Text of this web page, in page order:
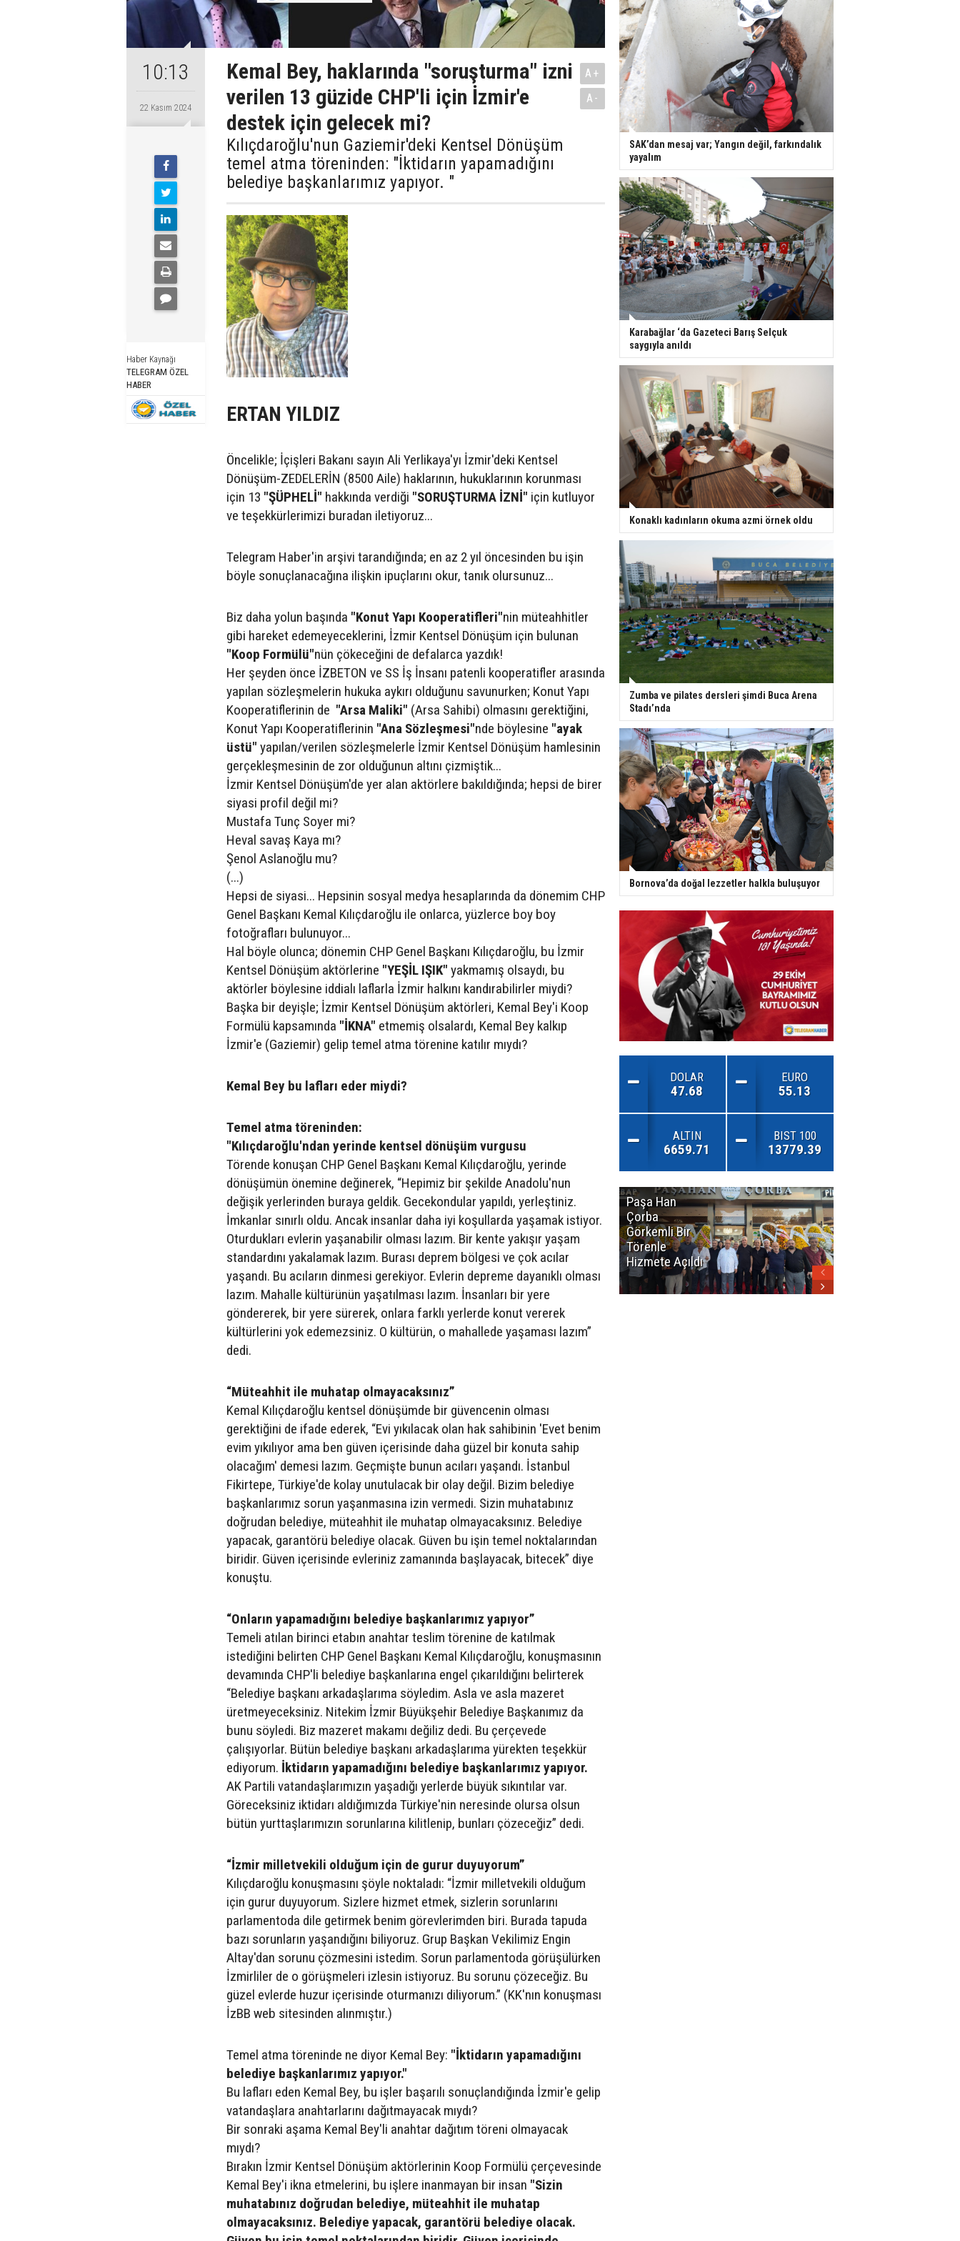
10:13
22 Kasım 2024
Haber Kaynağı
TELEGRAM ÖZEL
HABER
Kemal Bey, haklarında "soruşturma" izni
verilen 13 güzide CHP'li için İzmir'e
destek için gelecek mi?
Kılıçdaroğlu'nun Gaziemir'deki Kentsel Dönüşüm
temel atma töreninden: "İktidarın yapamadığını
belediye başkanlarımız yapıyor. "
A+
A-
ERTAN YILDIZ
Öncelikle; İçişleri Bakanı sayın Ali Yerlikaya'yı İzmir'deki Kentsel
Dönüşüm-ZEDELERİN (8500 Aile) haklarının, hukuklarının korunması
için 13 "ŞÜPHELİ" hakkında verdiği "SORUŞTURMA İZNİ" için kutluyor
ve teşekkürlerimizi buradan iletiyoruz...
Telegram Haber'in arşivi tarandığında; en az 2 yıl öncesinden bu işin
böyle sonuçlanacağına ilişkin ipuçlarını okur, tanık olursunuz...
Biz daha yolun başında "Konut Yapı Kooperatifleri"nin müteahhitler
gibi hareket edemeyeceklerini, İzmir Kentsel Dönüşüm için bulunan
"Koop Formülü"nün çökeceğini de defalarca yazdık!
Her şeyden önce İZBETON ve SS İş İnsanı patenli kooperatifler arasında
yapılan sözleşmelerin hukuka aykırı olduğunu savunurken; Konut Yapı
Kooperatiflerinin de "Arsa Maliki" (Arsa Sahibi) olmasını gerektiğini,
Konut Yapı Kooperatiflerinin "Ana Sözleşmesi"nde böylesine "ayak
üstü" yapılan/verilen sözleşmelerle İzmir Kentsel Dönüşüm hamlesinin
gerçekleşmesinin de zor olduğunun altını çizmiştik...
İzmir Kentsel Dönüşüm'de yer alan aktörlere bakıldığında; hepsi de birer
siyasi profil değil mi?
Mustafa Tunç Soyer mi?
Heval savaş Kaya mı?
Şenol Aslanoğlu mu?
(...)
Hepsi de siyasi... Hepsinin sosyal medya hesaplarında da dönemim CHP
Genel Başkanı Kemal Kılıçdaroğlu ile onlarca, yüzlerce boy boy
fotoğrafları bulunuyor...
Hal böyle olunca; dönemin CHP Genel Başkanı Kılıçdaroğlu, bu İzmir
Kentsel Dönüşüm aktörlerine "YEŞİL IŞIK" yakmamış olsaydı, bu
aktörler böylesine iddialı laflarla İzmir halkını kandırabilirler miydi?
Başka bir deyişle; İzmir Kentsel Dönüşüm aktörleri, Kemal Bey'i Koop
Formülü kapsamında "İKNA" etmemiş olsalardı, Kemal Bey kalkıp
İzmir'e (Gaziemir) gelip temel atma törenine katılır mıydı?
Kemal Bey bu lafları eder miydi?
Temel atma töreninden:
"Kılıçdaroğlu'ndan yerinde kentsel dönüşüm vurgusu
Törende konuşan CHP Genel Başkanı Kemal Kılıçdaroğlu, yerinde
dönüşümün önemine değinerek, “Hepimiz bir şekilde Anadolu'nun
değişik yerlerinden buraya geldik. Gecekondular yapıldı, yerleştiniz.
İmkanlar sınırlı oldu. Ancak insanlar daha iyi koşullarda yaşamak istiyor.
Oturdukları evlerin yaşanabilir olması lazım. Bir kente yakışır yaşam
standardını yakalamak lazım. Burası deprem bölgesi ve çok acılar
yaşandı. Bu acıların dinmesi gerekiyor. Evlerin depreme dayanıklı olması
lazım. Mahalle kültürünün yaşatılması lazım. İnsanları bir yere
göndererek, bir yere sürerek, onlara farklı yerlerde konut vererek
kültürlerini yok edemezsiniz. O kültürün, o mahallede yaşaması lazım”
dedi.
“Müteahhit ile muhatap olmayacaksınız”
Kemal Kılıçdaroğlu kentsel dönüşümde bir güvencenin olması
gerektiğini de ifade ederek, “Evi yıkılacak olan hak sahibinin 'Evet benim
evim yıkılıyor ama ben güven içerisinde daha güzel bir konuta sahip
olacağım' demesi lazım. Geçmişte bunun acıları yaşandı. İstanbul
Fikirtepe, Türkiye'de kolay unutulacak bir olay değil. Bizim belediye
başkanlarımız sorun yaşanmasına izin vermedi. Sizin muhatabınız
doğrudan belediye, müteahhit ile muhatap olmayacaksınız. Belediye
yapacak, garantörü belediye olacak. Güven bu işin temel noktalarından
biridir. Güven içerisinde evleriniz zamanında başlayacak, bitecek” diye
konuştu.
“Onların yapamadığını belediye başkanlarımız yapıyor”
Temeli atılan birinci etabın anahtar teslim törenine de katılmak
istediğini belirten CHP Genel Başkanı Kemal Kılıçdaroğlu, konuşmasının
devamında CHP'li belediye başkanlarına engel çıkarıldığını belirterek
“Belediye başkanı arkadaşlarıma söyledim. Asla ve asla mazeret
üretmeyeceksiniz. Nitekim İzmir Büyükşehir Belediye Başkanımız da
bunu söyledi. Biz mazeret makamı değiliz dedi. Bu çerçevede
çalışıyorlar. Bütün belediye başkanı arkadaşlarıma yürekten teşekkür
ediyorum. İktidarın yapamadığını belediye başkanlarımız yapıyor.
AK Partili vatandaşlarımızın yaşadığı yerlerde büyük sıkıntılar var.
Göreceksiniz iktidarı aldığımızda Türkiye'nin neresinde olursa olsun
bütün yurttaşlarımızın sorunlarına kilitlenip, bunları çözeceğiz” dedi.
“İzmir milletvekili olduğum için de gurur duyuyorum”
Kılıçdaroğlu konuşmasını şöyle noktaladı: “İzmir milletvekili olduğum
için gurur duyuyorum. Sizlere hizmet etmek, sizlerin sorunlarını
parlamentoda dile getirmek benim görevlerimden biri. Burada tapuda
bazı sorunların yaşandığını biliyoruz. Grup Başkan Vekilimiz Engin
Altay'dan sorunu çözmesini istedim. Sorun parlamentoda görüşülürken
İzmirliler de o görüşmeleri izlesin istiyoruz. Bu sorunu çözeceğiz. Bu
güzel evlerde huzur içerisinde oturmanızı diliyorum.” (KK'nın konuşması
İzBB web sitesinden alınmıştır.)
Temel atma töreninde ne diyor Kemal Bey: "İktidarın yapamadığını
belediye başkanlarımız yapıyor."
Bu lafları eden Kemal Bey, bu işler başarılı sonuçlandığında İzmir'e gelip
vatandaşlara anahtarlarını dağıtmayacak mıydı?
Bir sonraki aşama Kemal Bey'li anahtar dağıtım töreni olmayacak
mıydı?
Bırakın İzmir Kentsel Dönüşüm aktörlerinin Koop Formülü çerçevesinde
Kemal Bey'i ikna etmelerini, bu işlere inanmayan bir insan "Sizin
muhatabınız doğrudan belediye, müteahhit ile muhatap
olmayacaksınız. Belediye yapacak, garantörü belediye olacak.
SAK’dan mesaj var; Yangın değil, farkındalık
yayalım
Karabağlar ‘da Gazeteci Barış Selçuk
saygıyla anıldı
Konaklı kadınların okuma azmi örnek oldu
Zumba ve pilates dersleri şimdi Buca Arena
Stadı’nda
Bornova’da doğal lezzetler halkla buluşuyor
DOLAR
47.68
EURO
55.13
ALTIN
6659.71
BIST 100
13779.39
Paşa Han
Çorba
Görkemli Bir
Törenle
Hizmete Açıldı